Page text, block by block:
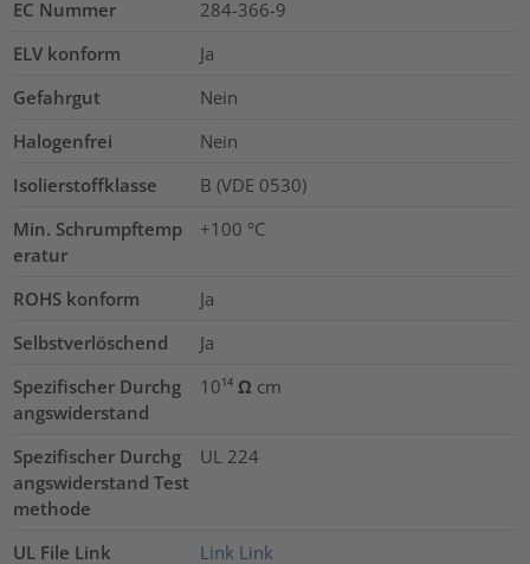
EC Nummer
284-366-9
ELV konform
Ja
Gefahrgut
Nein
Halogenfrei
Nein
Isolierstoffklasse
B (VDE 0530)
Min. Schrumpftemp
eratur
+100 °C
ROHS konform
Ja
Selbstverlöschend
Ja
Spezifischer Durchg
angswiderstand
10¹⁴ Ω cm
Spezifischer Durchg
angswiderstand Test
methode
UL 224
UL File Link Link Link